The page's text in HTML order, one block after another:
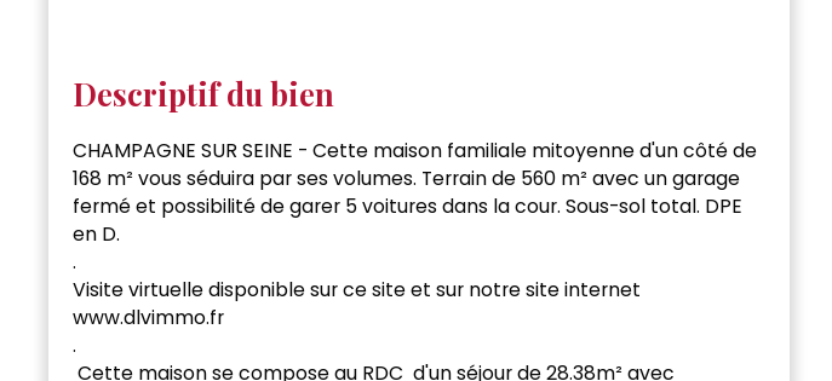
Descriptif du bien
CHAMPAGNE SUR SEINE - Cette maison familiale mitoyenne d'un côté de
168 m² vous séduira par ses volumes. Terrain de 560 m² avec un garage
fermé et possibilité de garer 5 voitures dans la cour. Sous-sol total. DPE
en D.
.
Visite virtuelle disponible sur ce site et sur notre site internet
www.dlvimmo.fr
.
Cette maison se compose au RDC d'un séjour de 28.38m² avec